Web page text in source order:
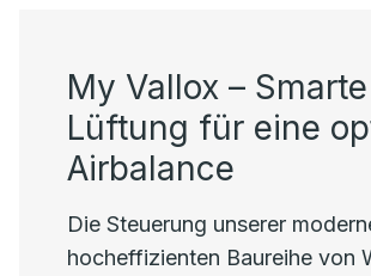
My Vallox – Smarte
Lüftung für eine
Airbalance
Die Steuerung unserer
hocheffizienten Baureihe von